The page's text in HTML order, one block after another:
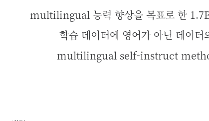
multilingual 능력 향상을 목표로 한
학습 데이터에 영어가 아닌 데이터
multilingual self-instruct